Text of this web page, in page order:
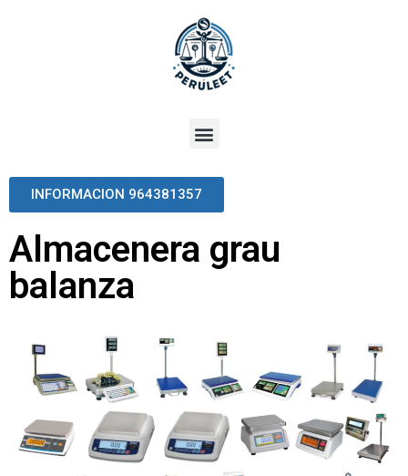
INFORMACION 964381357
Almacenera grau
balanza